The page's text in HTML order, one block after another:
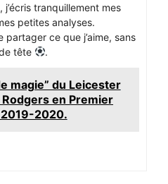
j’écris tranquillement mes
petites analyses.
partager ce que j’aime, sans
tête
.
magie” du Leicester
en Premier
2020.